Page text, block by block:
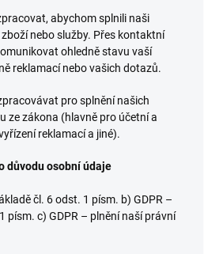
abychom splnili naši
nebo služby. Přes kontaktní
ohledně stavu vaší
reklamací nebo vašich dotazů.
pro splnění našich
ze zákona (hlavně pro účetní a
reklamací a jiné).
důvodu osobní údaje
čl. 6 odst. 1 písm. b) GDPR –
písm. c) GDPR – plnění naší právní